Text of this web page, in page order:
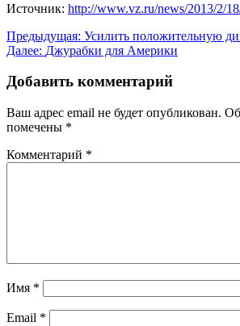
Источник: http://www.vz.ru/news/2013/2/
Навигация
по
записям
Предыдущая: Усилить положительную
Далее: Джурабки для Америки
Добавить комментарий
Ваш адрес email не будет опубликован.
помечены *
Комментарий *
Имя *
Email *